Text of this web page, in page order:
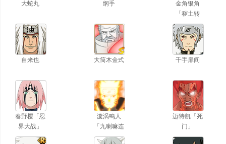
大蛇丸 纲手
金角银角
「秽土转
生」
自来也 大筒木金式 千手扉间
春野樱「忍
界大战」
漩涡鸣人
「九喇嘛连
结」
迈特凯「死
门」